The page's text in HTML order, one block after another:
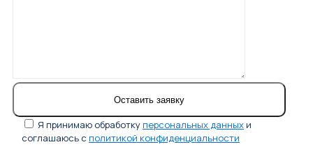
Я принимаю обработкуперсональных данных и
соглашаюсь с политикой конфиденциальности